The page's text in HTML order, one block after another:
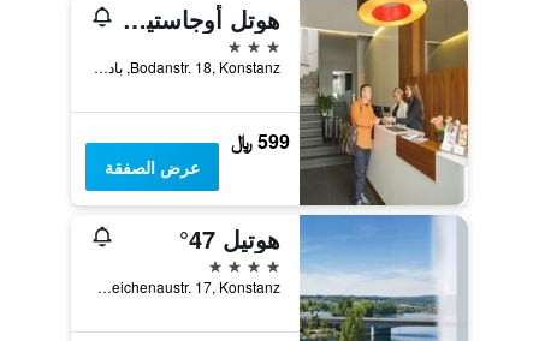
هوتل أوجاستينر تور
3 نجوم
Bodanstr. 18, Konstanz, بادن - فورتمبيرغ, ألمانيا
599 ﷼
عرض الصفقة
هوتيل 47°
4 نجوم
Reichenaustr. 17, Konstanz, بادن - فورتمبيرغ, ألمانيا